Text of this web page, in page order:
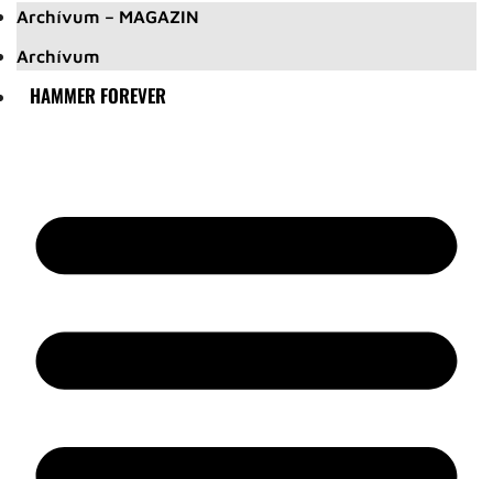
Archívum – MAGAZIN
Archívum
HAMMER FOREVER